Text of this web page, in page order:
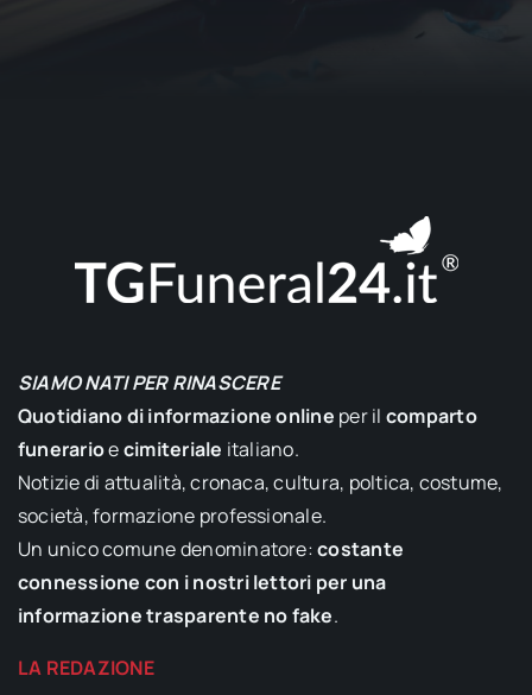
SIAMO NATI PER RINASCERE
Quotidiano di informazione online per il comparto
funerarioecimiteriale italiano.
Notizie di attualità, cronaca, cultura, poltica, costume,
società, formazione professionale.
Un unico comune denominatore:costante
connessione con i nostri lettori per una
informazione trasparente no fake.
LA REDAZIONE